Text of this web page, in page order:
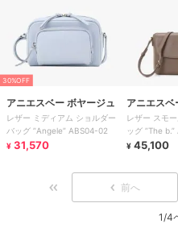
30%OFF
アニエスベー ボヤージュ
レザー ミディアム ショルダー
バッグ ”Angele” ABS04-02
¥ 31,570
アニエスベ
レザー スモ
ッグ ”The
¥ 45,100
前へ
1/4